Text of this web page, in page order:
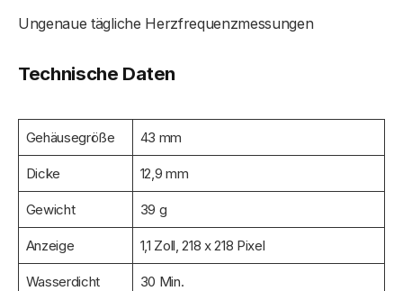
Ungenaue tägliche Herzfrequenzmessungen
Technische Daten
Gehäusegröße 43 mm
Dicke 12,9 mm
Gewicht 39 g
Anzeige 1,1 Zoll, 218 x 218 Pixel
Wasserdicht 30 Min.